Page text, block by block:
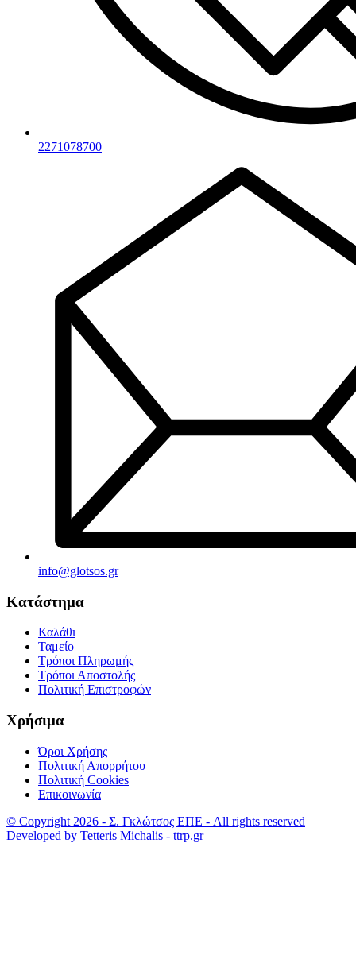
2271078700
info@glotsos.gr
Κατάστημα
Καλάθι
Ταμείο
Τρόποι Πληρωμής
Τρόποι Αποστολής
Πολιτική Επιστροφών
Χρήσιμα
Όροι Χρήσης
Πολιτική Απορρήτου
Πολιτική Cookies
Επικοινωνία
© Copyright 2026 - Σ. Γκλώτσος ΕΠΕ - All rights reserved
Developed by Tetteris Michalis - ttrp.gr